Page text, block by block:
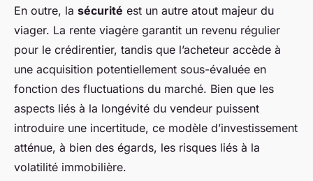
En outre, la sécurité est un autre atout majeur du
viager. La rente viagère garantit un revenu régulier
pour le crédirentier, tandis que l’acheteur accède à
une acquisition potentiellement sous-évaluée en
fonction des fluctuations du marché. Bien que les
aspects liés à la longévité du vendeur puissent
introduire une incertitude, ce modèle d’investissement
atténue, à bien des égards, les risques liés à la
volatilité immobilière.